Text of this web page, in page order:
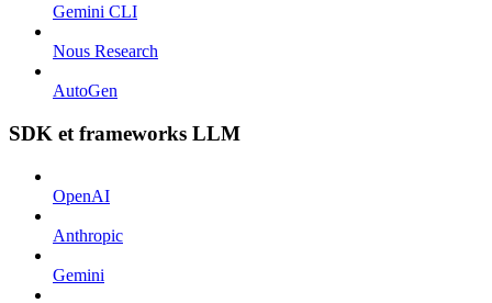
Gemini CLI
Nous Research
AutoGen
SDK et frameworks LLM
OpenAI
Anthropic
Gemini